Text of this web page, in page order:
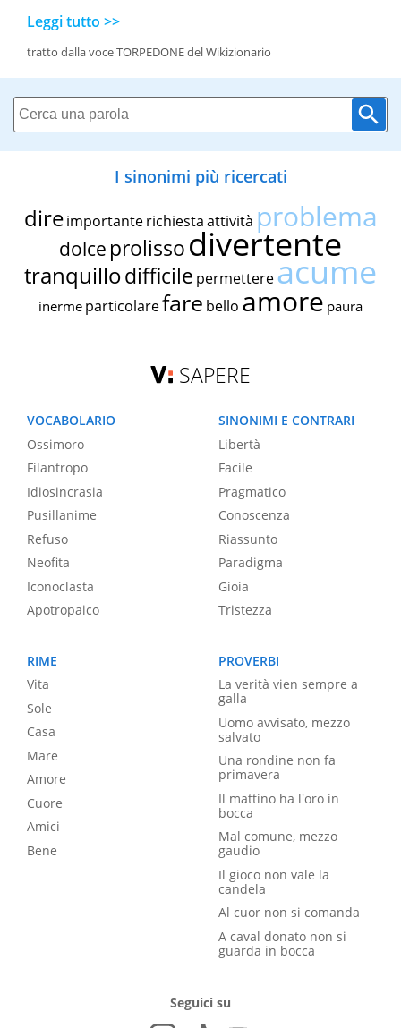
Leggi tutto >>
tratto dalla voce TORPEDONE del Wikizionario
I sinonimi più ricercati
dire importante richiestaattività problema
dolce prolissodivertente
tranquillodifficile permettereacume
inerme particolarefare bello amore paura
SAPERE
VOCABOLARIO
Ossimoro
Filantropo
Idiosincrasia
Pusillanime
Refuso
Neofita
Iconoclasta
Apotropaico
SINONIMI E CONTRARI
Libertà
Facile
Pragmatico
Conoscenza
Riassunto
Paradigma
Gioia
Tristezza
RIME
Vita
Sole
Casa
Mare
Amore
Cuore
Amici
Bene
PROVERBI
La verità vien sempre a
galla
Uomo avvisato, mezzo
salvato
Una rondine non fa
primavera
Il mattino ha l'oro in
bocca
Mal comune, mezzo
gaudio
Il gioco non vale la
candela
Al cuor non si comanda
A caval donato non si
guarda in bocca
Seguici su